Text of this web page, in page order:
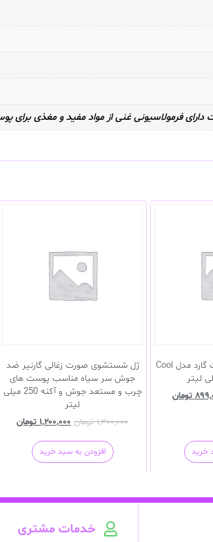
فرمولاسیونی غنی از مواد مفید و مغذی برای
اسپری ضد تعریق رایت گارد مدل Cool
تومان
خرید
ژل شستشوی صورت زغالی گارنیر ضد
جوش سر سیاه مناسب پوست های
چرب و مستعد جوش و آکنه 250 میلی
لیتر
۱,۳۰۰,۰۰۰ تومان ۱,۲۰۰,۰۰۰ تومان
افزودن به سبد خرید
خدمات مشتری